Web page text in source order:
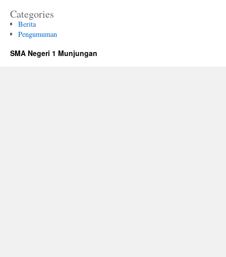
Categories
Berita
Pengumuman
SMA Negeri 1 Munjungan